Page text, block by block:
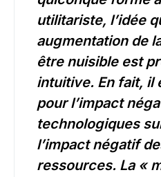
utilitariste, l’idée
augmentation de
être nuisible est
intuitive. En fait, il
pour l’impact
technologiques
l’impact négatif
ressources. La «